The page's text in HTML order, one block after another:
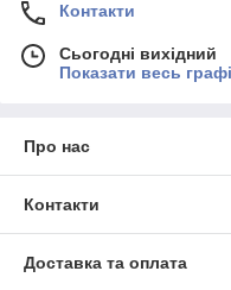
Контакти
Сьогодні вихідний
Показати весь
Про нас
Контакти
Доставка та оплата